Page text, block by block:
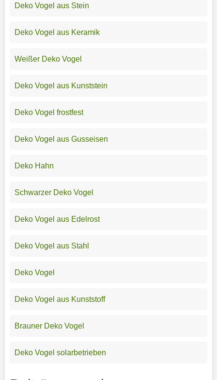
Deko Vogel aus Stein
Deko Vogel aus Keramik
Weißer Deko Vogel
Deko Vogel aus Kunststein
Deko Vogel frostfest
Deko Vogel aus Gusseisen
Deko Hahn
Schwarzer Deko Vogel
Deko Vogel aus Edelrost
Deko Vogel aus Stahl
Deko Vogel
Deko Vogel aus Kunststoff
Brauner Deko Vogel
Deko Vogel solarbetrieben